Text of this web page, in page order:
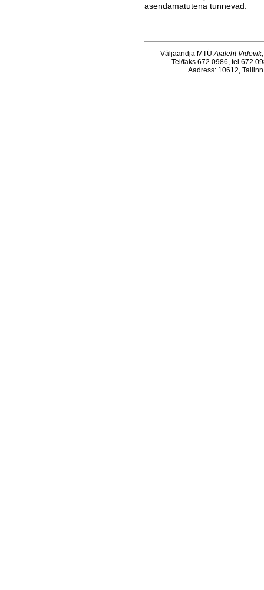
asendamatutena tunnevad.
Väljaandja MTÜAjaleht Videvik
Tel/faks 672 0986, tel 672
Aadress: 10612,